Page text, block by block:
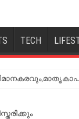
TECH